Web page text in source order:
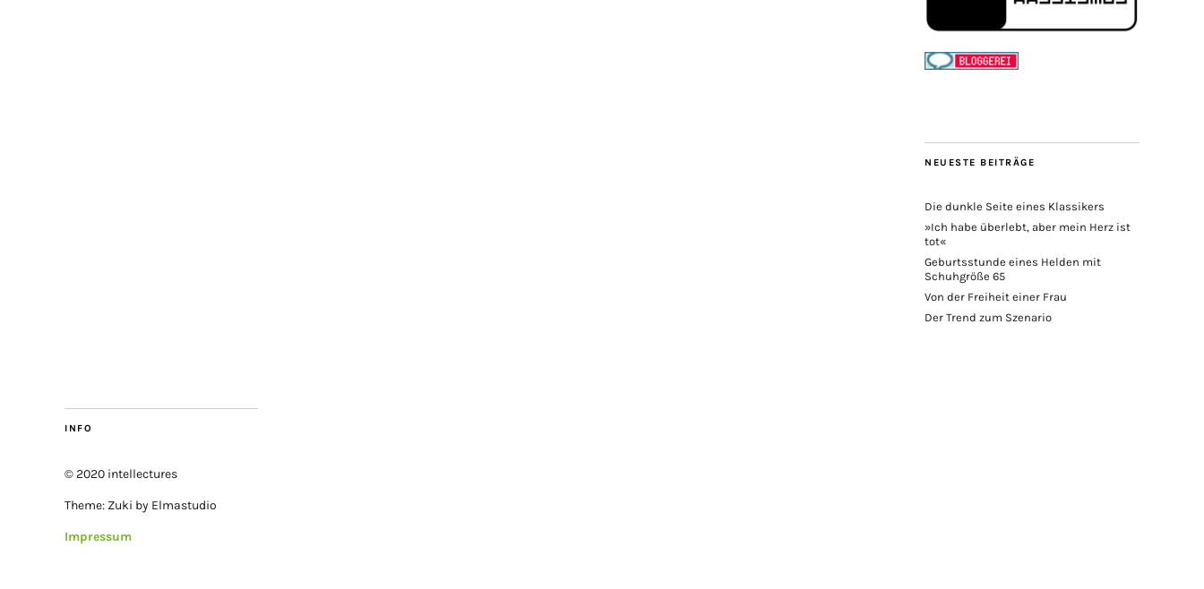
NEUESTE BEITRÄGE
Die dunkle Seite eines Klassikers
»Ich habe überlebt, aber mein Herz ist
tot«
Geburtsstunde eines Helden mit
Schuhgröße 65
Von der Freiheit einer Frau
Der Trend zum Szenario
INFO
© 2020 intellectures
Theme: Zuki by Elmastudio
Impressum